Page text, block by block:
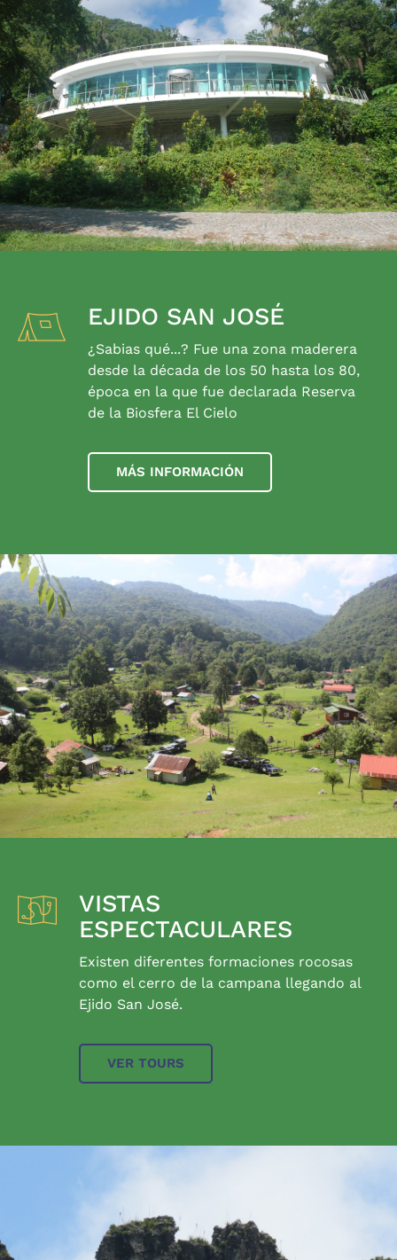
EJIDO SAN JOSÉ
¿Sabias qué...? Fue una zona maderera
desde la década de los 50 hasta los 80,
época en la que fue declarada Reserva
de la Biosfera El Cielo
MÁS INFORMACIÓN
VISTAS
ESPECTACULARES
Existen diferentes formaciones rocosas
como el cerro de la campana llegando al
Ejido San José.
VER TOURS